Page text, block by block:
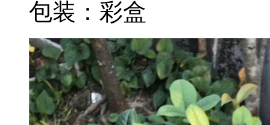
包装：彩盒